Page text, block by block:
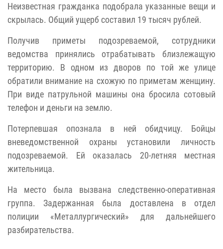
Неизвестная гражданка подобрала указанные вещи и
скрылась. Общий ущерб составил 19 тысяч рублей.
Получив приметы подозреваемой, сотрудники
ведомства принялись отрабатывать близлежащую
территорию. В одном из дворов по той же улице
обратили внимание на схожую по приметам женщину.
При виде патрульной машины она бросила сотовый
телефон и деньги на землю.
Потерпевшая опознала в ней обидчицу. Бойцы
вневедомственной охраны установили личность
подозреваемой. Ей оказалась 20-летняя местная
жительница.
На место была вызвана следственно-оперативная
группа. Задержанная была доставлена в отдел
полиции «Металлургический» для дальнейшего
разбирательства.